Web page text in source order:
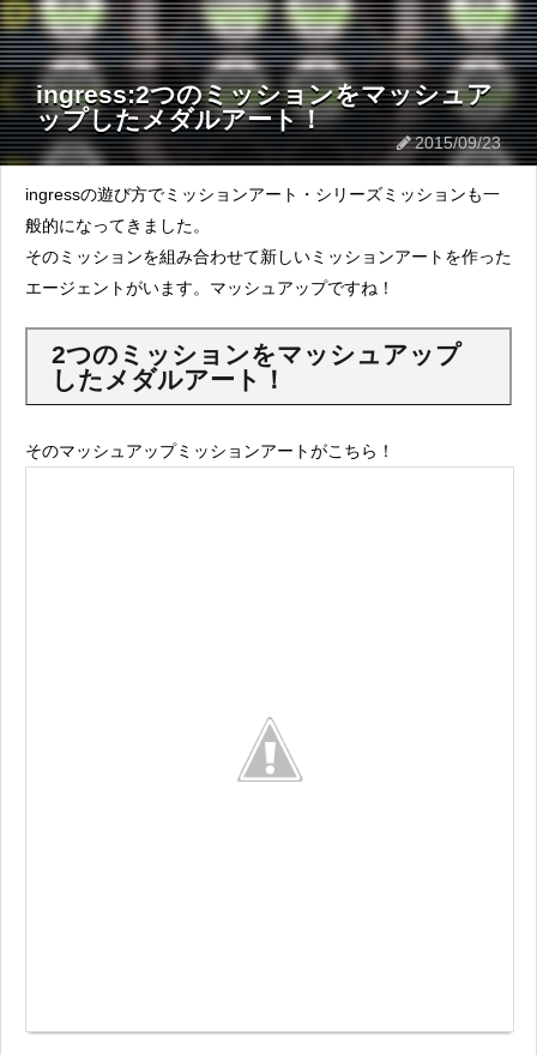
ingress:2つのミッションをマッシュア
ップしたメダルアート！
2015/09/23
ingressの遊び方でミッションアート・シリーズミッションも一
般的になってきました。
そのミッションを組み合わせて新しいミッションアートを作った
エージェントがいます。マッシュアップですね！
2つのミッションをマッシュアップ
したメダルアート！
そのマッシュアップミッションアートがこちら！